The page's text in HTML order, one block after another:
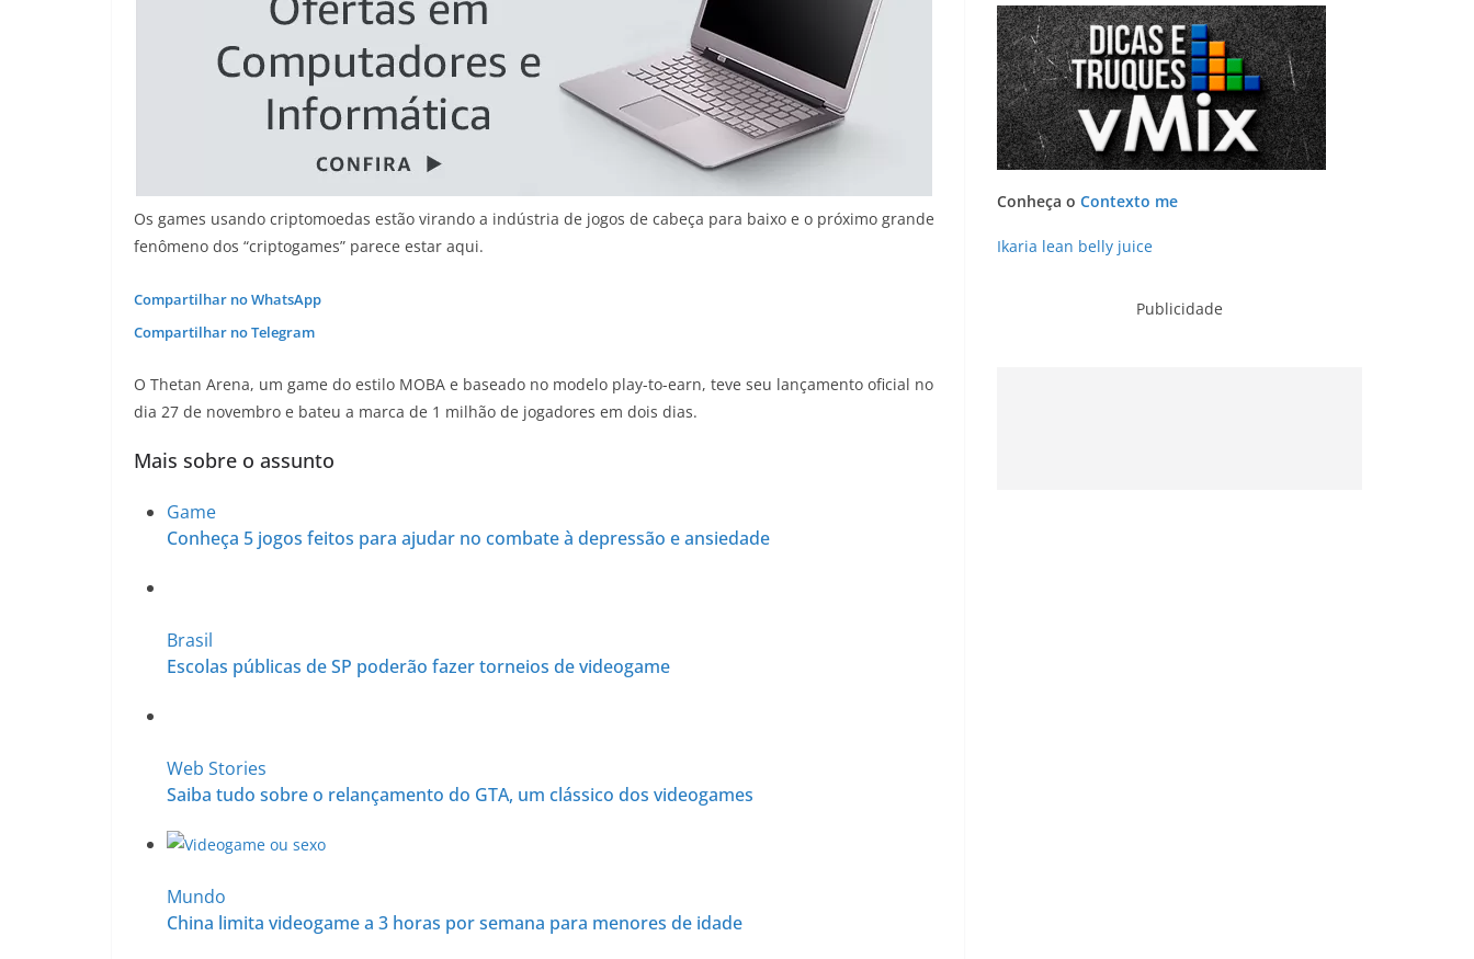
Os games usando criptomoedas estão virando a indústria de jogos de cabeça para baixo e o próximo grande
fenômeno dos “criptogames” parece estar aqui.
Compartilhar no WhatsApp
Compartilhar no Telegram
O Thetan Arena, um game do estilo MOBA e baseado no modelo play-to-earn, teve seu lançamento oficial no
dia 27 de novembro e bateu a marca de 1 milhão de jogadores em dois dias.
Mais sobre o assunto
Game
Conheça 5 jogos feitos para ajudar no combate à depressão e ansiedade
Brasil
Escolas públicas de SP poderão fazer torneios de videogame
Web Stories
Saiba tudo sobre o relançamento do GTA, um clássico dos videogames
Mundo
China limita videogame a 3 horas por semana para menores de idade
Conheça o Contexto me
Ikaria lean belly juice
Publicidade